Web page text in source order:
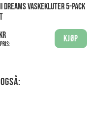
DREAMS VASKEKLUTER 5-PACK
Kjøp